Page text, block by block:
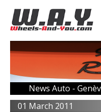
News Auto -
01 March 2011